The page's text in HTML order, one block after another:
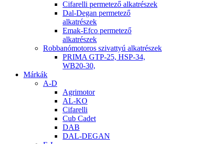
Cifarelli permetező alkatrészek
Dal-Degan permetező
alkatrészek
Emak-Efco permetező
alkatrészek
Robbanómotoros szivattyú alkatrészek
PRIMA GTP-25, HSP-34,
WB20-30,
Márkák
A-D
Agrimotor
AL-KO
Cifarelli
Cub Cadet
DAB
DAL-DEGAN